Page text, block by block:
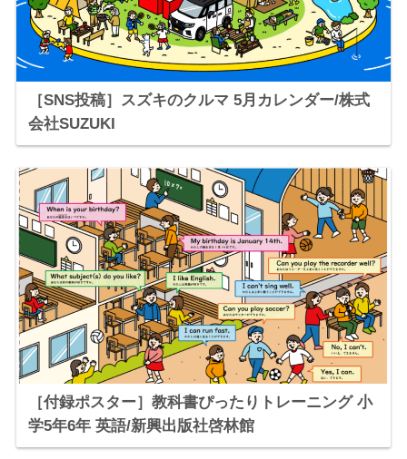
［SNS投稿］スズキのクルマ 5月カレンダー/株式
会社SUZUKI
［付録ポスター］教科書ぴったりトレーニング 小
学5年6年 英語/新興出版社啓林館